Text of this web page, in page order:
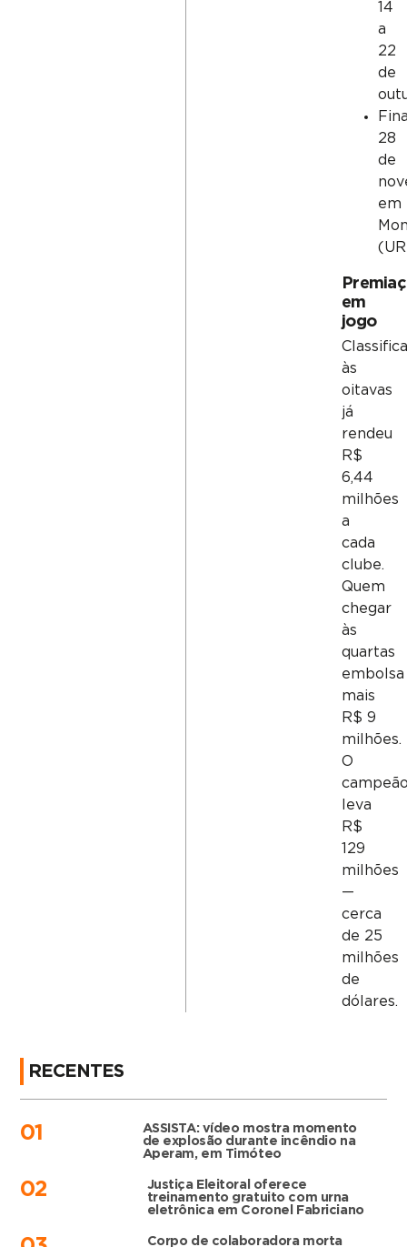
14
a
22
de
28
de
em
em
jogo
às
oitavas
já
rendeu
R$
6,44
milhões
a
cada
clube.
Quem
chegar
às
quartas
embolsa
mais
R$ 9
milhões.
O
leva
R$
129
milhões
—
cerca
de 25
milhões
de
dólares.
RECENTES
01
ASSISTA: vídeo mostra momento
de explosão durante incêndio na
Aperam, em Timóteo
02
Justiça Eleitoral oferece
treinamento gratuito com urna
eletrônica em Coronel Fabriciano
Corpo de colaboradora morta